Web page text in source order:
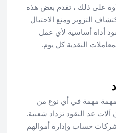
على ذلك ، تقدم بعض هذه
التزوير ومنع الاحتيال
أداة أساسية لأي عمل
النقدية كل يوم.
مهمة مهمة في أي نوع من
عد النقود تزداد شعبية.
حساب وإدارة أموالهم